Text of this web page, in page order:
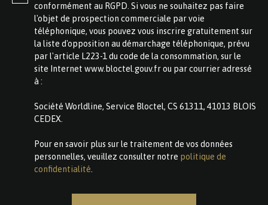
conformément au RGPD. Si vous ne souhaitez pas faire
l'objet de prospection commerciale par voie
téléphonique, vous pouvez vous inscrire gratuitement sur
la liste d'opposition au démarchage téléphonique, prévu
par l'article L223-1 du code de la consommation, sur le
site Internet www.bloctel.gouv.fr ou par courrier adressé
à :
Société Worldline, Service Bloctel, CS 61311, 41013 BLOIS
CEDEX.
Pour en savoir plus sur le traitement de vos données
personnelles, veuillez consulter notre politique de
confidentialité